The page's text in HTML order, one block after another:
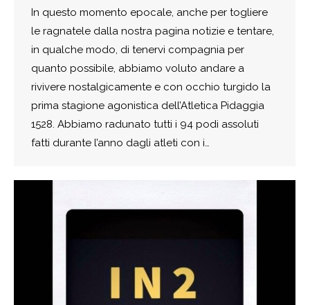
In questo momento epocale, anche per togliere
le ragnatele dalla nostra pagina notizie e tentare,
in qualche modo, di tenervi compagnia per
quanto possibile, abbiamo voluto andare a
rivivere nostalgicamente e con occhio turgido la
prima stagione agonistica dell’Atletica Pidaggia
1528. Abbiamo radunato tutti i 94 podi assoluti
fatti durante l’anno dagli atleti con i…